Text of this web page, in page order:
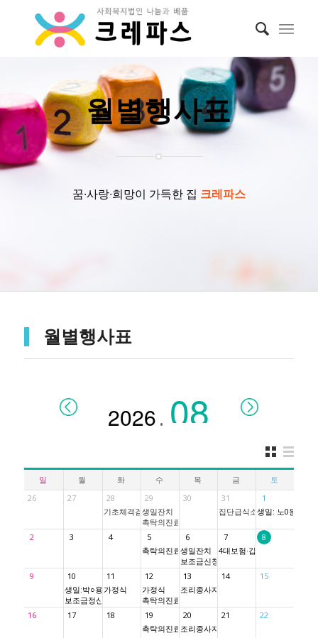
월별행사표
꿈∙사랑∙희망이 가득한 집 크레파스
월별행사표
.
일 월 화 수 목 금
토
26
27
28
기초체격검사
29
생일잔치
촉탁의진료
30
31
집단급식소 방역
1
생일: 노0원
2 3 4
5
촉탁의진료
6
생일잔치
보조금신청
7
4대보험·갑근세신고
8
9
10
생일:박○용
보조금정산
11
가정식
12
가정식
촉탁의진료
13
조리종사자 위생교육
14 15
16 17 18
19
촉탁의진료
20
조리종사자 안전교육
21 22